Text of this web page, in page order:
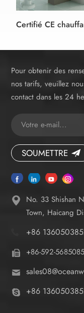
Pour obtenir des
nos tarifs, veuillez
contact dans les 24
SOUMETTRE
No. 33 Shishan
Town, Haicang
+86
+86-592-
+86